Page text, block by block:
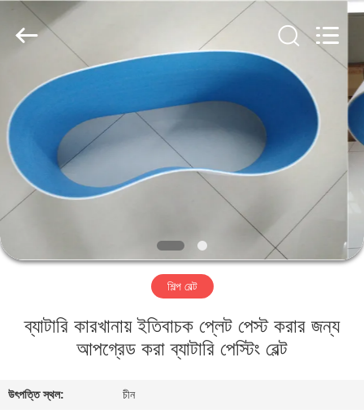
বাড়ি
পণ্য
আমাদের
সম্পর্কে
কারখানা
2026
HUATAO
LTD.
শিল্প বেল্ট
ব্যাটারি কারখানায় ইতিবাচক প্লেট পেস্ট করার জন্য
আপগ্রেড করা ব্যাটারি পেস্টিং বেল্ট
উৎপত্তি স্থল: চীন